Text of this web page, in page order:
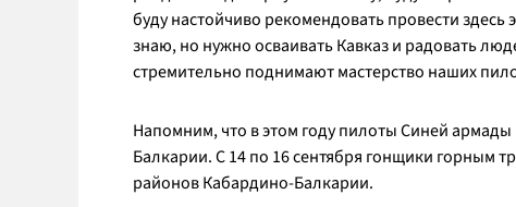
буду настойчиво рекомендовать провести
знаю, но нужно осваивать Кавказ и радовать
стремительно поднимают мастерство наших
Напомним, что в этом году пилоты Синей
Балкарии. С 14 по 16 сентября гонщики горным
районов Кабардино-Балкарии.